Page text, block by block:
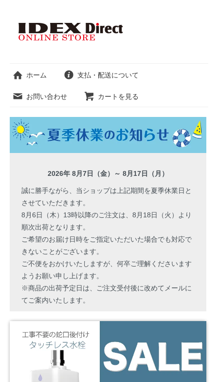
ホーム 支払・配送について
お問い合わせ カートを見る
2026年 8月7日（金）～ 8月17日（月）
誠に勝手ながら、当ショップは上記期間を夏季休業日と
させていただきます。
8月6日（木）13時以降のご注文は、8月18日（火）より
順次出荷となります。
ご希望のお届け日時をご指定いただいた場合でも対応で
きないことがございます。
ご不便をおかけいたしますが、何卒ご理解くださいます
ようお願い申し上げます。
※商品の出荷予定日は、ご注文受付後に改めてメールに
てご案内いたします。